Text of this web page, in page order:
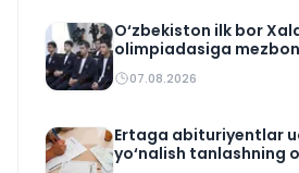
O‘zbekiston ilk bor
olimpiadasiga
07.08.2026
Ertaga abituriyentlar
yo‘nalish tanlashning